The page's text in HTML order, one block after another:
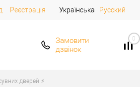
Реєстрація Українська Русский
Замовити
дзвінок
0
дверей ⚡️